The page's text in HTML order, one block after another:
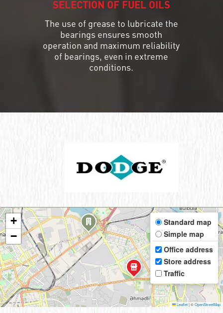
SELECTION OF FUEL OILS
The use of grease to lubricate the
bearings ensures smooth
operation and maximum reliability
of bearings, even in extreme
conditions.
+
−
Standard map
Simple map
Office address
Store address
Traffic
Leaflet|©OpenStreetMap